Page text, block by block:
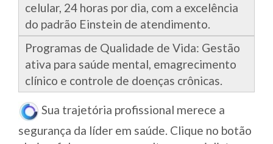
celular, 24 horas por dia, com a excelência
do padrão Einstein de atendimento.
Programas de Qualidade de Vida: Gestão
ativa para saúde mental, emagrecimento
clínico e controle de doenças crônicas.
Sua trajetória profissional merece a
segurança da líder em saúde. Clique no botão